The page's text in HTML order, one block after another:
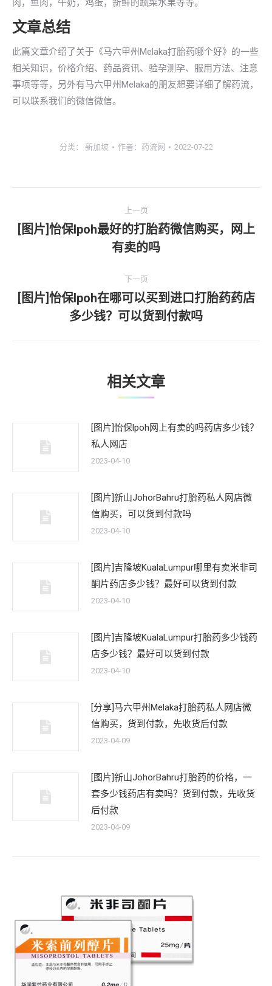
肉，鱼肉，牛奶，鸡蛋，新鲜的蔬菜水果等等。
文章总结
此篇文章介绍了关于《马六甲州Melaka打胎药哪个好》的一些
相关知识，价格介绍、药品资讯、验孕测孕、服用方法、注意
事项等等，另外有马六甲州Melaka的朋友想要详细了解药流，
可以联系我们的微信微信。
分类： 新加坡 作者： 药流网 2022-07-22
章
上一页
上
一
[图片]怡保lpoh最好的打胎药微信购买，网上
有卖的吗
下一页
下
一
文
[图片]怡保lpoh在哪可以买到进口打胎药药店
多少钱？可以货到付款吗
相关文章
[图片]怡保lpoh网上有卖的吗药店多少钱？
私人网店
2023-04-10
[图片]新山JohorBahru打胎药私人网店微
信购买，可以货到付款吗
2023-04-10
[图片]吉隆坡KualaLumpur哪里有卖米非司
酮片药店多少钱？最好可以货到付款
2023-04-10
[图片]吉隆坡KualaLumpur打胎药多少钱药
店多少钱？最好可以货到付款
2023-04-10
[分享]马六甲州Melaka打胎药私人网店微
信购买，货到付款，先收货后付款
2023-04-09
[图片]新山JohorBahru打胎药的价格，一
套多少钱药店有卖吗？货到付款，先收货
后付款
2023-04-09